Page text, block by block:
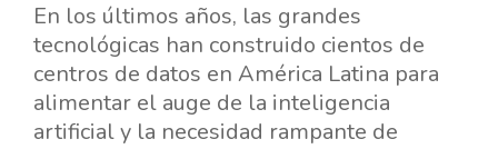
En los últimos años, las grandes
tecnológicas han construido cientos de
centros de datos en América Latina para
alimentar el auge de la inteligencia
artificial y la necesidad rampante de